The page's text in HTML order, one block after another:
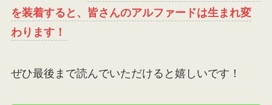
を装着すると、皆さんのアルファードは生まれ変
わります！
ぜひ最後まで読んでいただけると嬉しいです！